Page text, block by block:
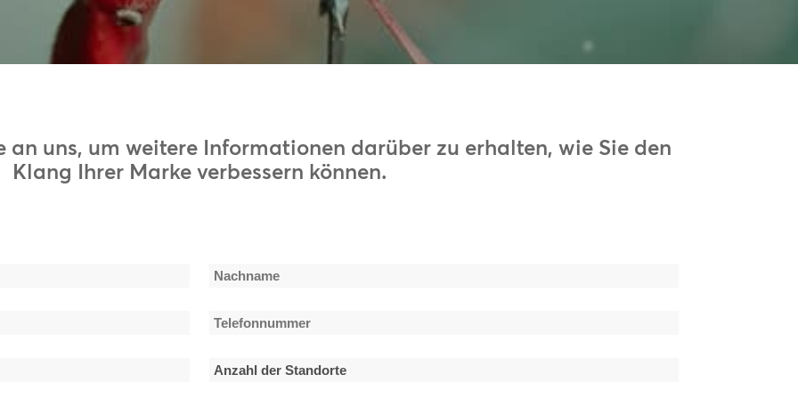
revisited by today's artists and modern Christmas tracks
Bédard, Julien Clerc, Chic Gamine, Tales of Voices,
3:44
& I, Remi Wolf, Benson Boone Salem Ilese, Sabrina
an uns, um weitere Informationen darüber zu erhalten, wie Sie den
Klang Ihrer Marke verbessern können.
Telefonnummer
Anzahl